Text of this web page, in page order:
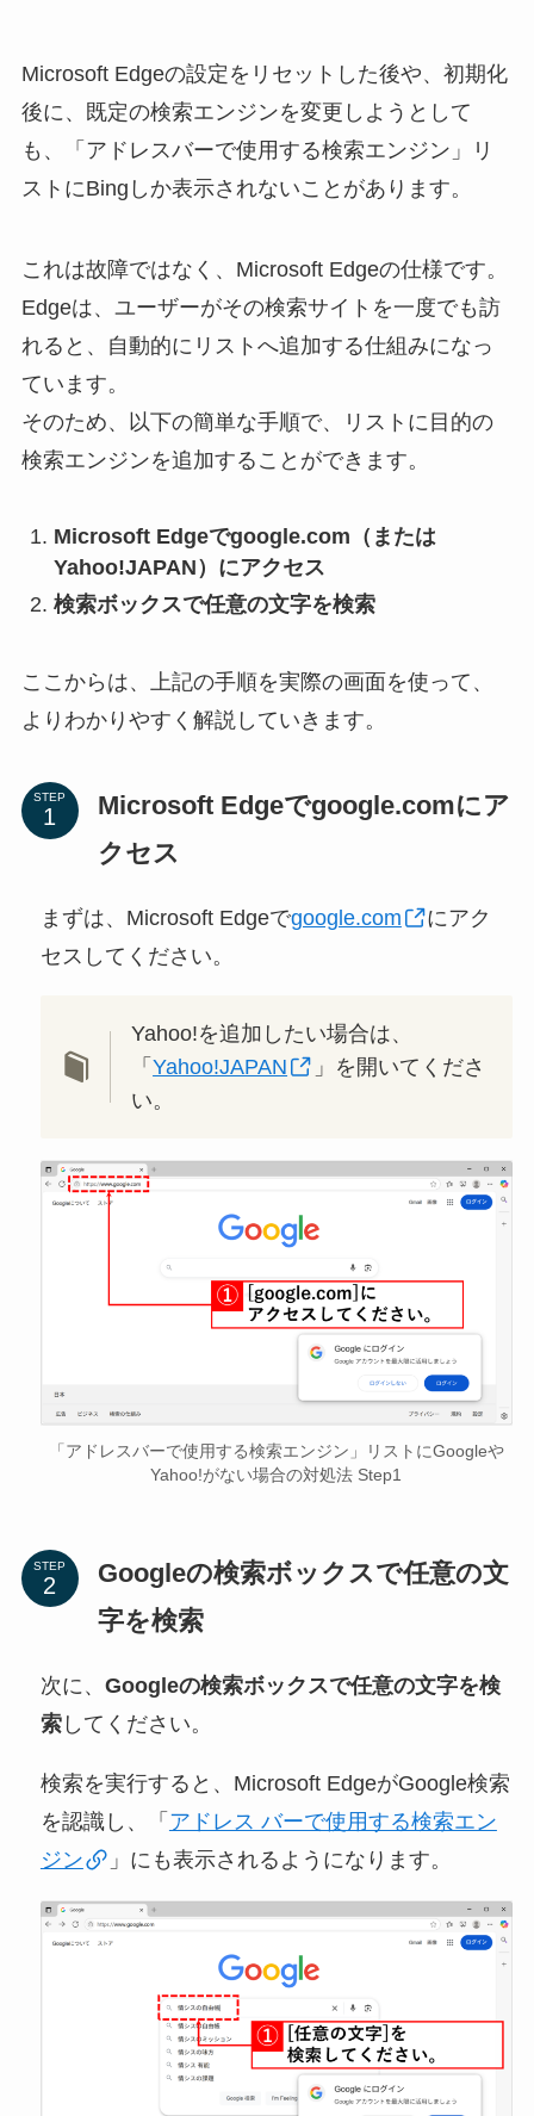
Microsoft Edgeの設定をリセットした後や、初期化
後に、既定の検索エンジンを変更しようとして
も、「アドレスバーで使用する検索エンジン」リ
ストにBingしか表示されないことがあります。
これは故障ではなく、Microsoft Edgeの仕様です。
Edgeは、ユーザーがその検索サイトを一度でも訪
れると、自動的にリストへ追加する仕組みになっ
ています。
そのため、以下の簡単な手順で、リストに目的の
検索エンジンを追加することができます。
Microsoft Edgeでgoogle.com（または
Yahoo!JAPAN）にアクセス
検索ボックスで任意の文字を検索
ここからは、上記の手順を実際の画面を使って、
よりわかりやすく解説していきます。
STEP
Microsoft Edgeでgoogle.comにア
クセス
まずは、Microsoft Edgeでgoogle.com
にアク
セスしてください。
Yahoo!を追加したい場合は、
「Yahoo!JAPAN
」を開いてくださ
い。
「アドレスバーで使用する検索エンジン」リストにGoogleや
Yahoo!がない場合の対処法 Step1
STEP
Googleの検索ボックスで任意の文
字を検索
次に、 Googleの検索ボックスで任意の文字を検
索してください。
検索を実行すると、Microsoft EdgeがGoogle検索
を認識し、「 アドレス バーで使用する検索エン
ジン
」にも表示されるようになります。